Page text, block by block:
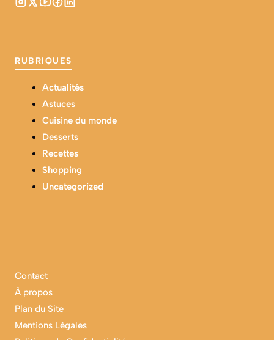
RUBRIQUES
Actualités
Astuces
Cuisine du monde
Desserts
Recettes
Shopping
Uncategorized
Contact
À propos
Plan du Site
Mentions Légales